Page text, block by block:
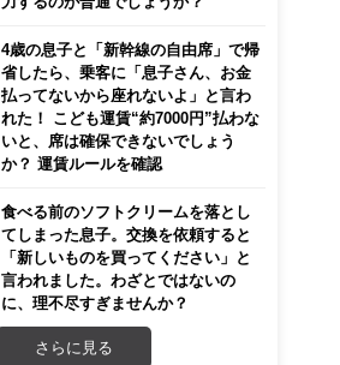
4歳の息子と「新幹線の自由席」で帰
省したら、乗客に「息子さん、お金
払ってないから座れないよ」と言わ
れた！ こども運賃“約7000円”払わな
いと、席は確保できないでしょう
か？ 運賃ルールを確認
食べる前のソフトクリームを落とし
てしまった息子。交換を依頼すると
「新しいものを買ってください」と
言われました。わざとではないの
に、理不尽すぎませんか？
さらに見る